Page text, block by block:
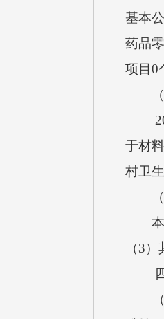
基本
药品
项目 0
于材
村卫
（3）